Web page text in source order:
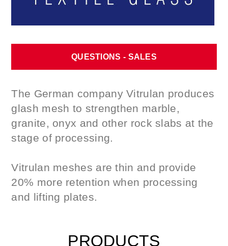
QUESTIONS - SALES
The German company Vitrulan produces
glash mesh to strengthen marble,
granite, onyx and other rock slabs at the
stage of processing.
Vitrulan meshes are thin and provide
20% more retention when processing
and lifting plates.
PRODUCTS